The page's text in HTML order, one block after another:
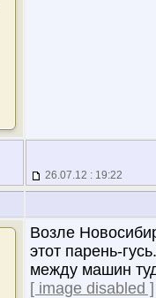
26.07.12 : 19:22
Возле
этот парень-
между машин
[ image disabled ]